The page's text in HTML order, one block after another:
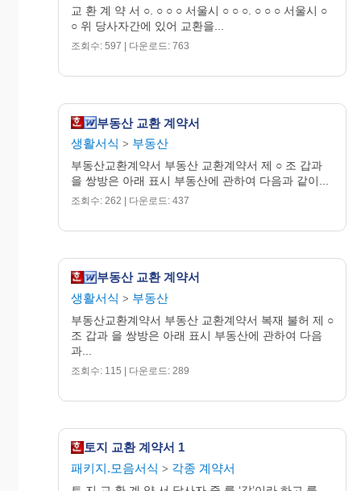
교 환 계 약 서 ○. ○ ○ ○ 서울시 ○ ○ ○. ○ ○ ○ 서울시 ○
○ 위 당사자간에 있어 교환을...
조회수: 597 | 다운로드: 763
부동산 교환 계약서
생활서식 > 부동산
부동산교환계약서 부동산 교환계약서 제 ○ 조 갑과
을 쌍방은 아래 표시 부동산에 관하여 다음과 같이...
조회수: 262 | 다운로드: 437
부동산 교환 계약서
생활서식 > 부동산
부동산교환계약서 부동산 교환계약서 복재 불허 제 ○
조 갑과 을 쌍방은 아래 표시 부동산에 관하여 다음
과...
조회수: 115 | 다운로드: 289
토지 교환 계약서 1
패키지.모음서식 > 각종 계약서